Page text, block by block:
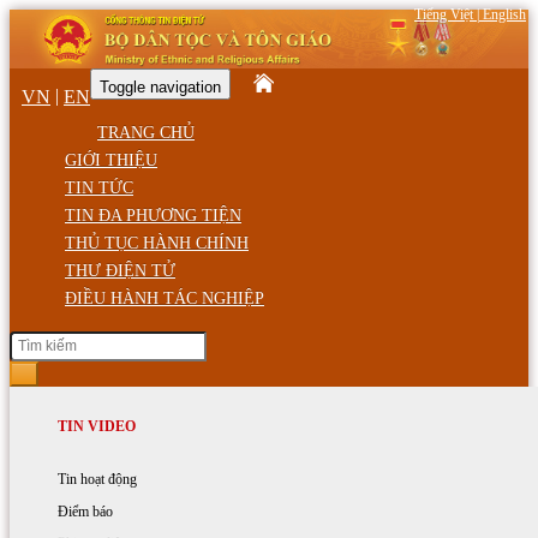
Tiếng Việt|English
VN | EN Toggle navigation
TRANG CHỦ
GIỚI THIỆU
TIN TỨC
TIN ĐA PHƯƠNG TIỆN
THỦ TỤC HÀNH CHÍNH
THƯ ĐIỆN TỬ
ĐIỀU HÀNH TÁC NGHIỆP
GIỚI THIỆU
Chức năng, nhiệm vụ
Cơ cấu tổ chức
TIN HOẠT ĐỘNG
Hoạt động của Bộ trưởng
Hoạt động của Bộ Dân tộc và Tôn giáo
TIN VIDEO
Tin hoạt động
Điểm báo
Tin tức - Sự kiện
Văn hóa - Văn nghệ - Thể thao